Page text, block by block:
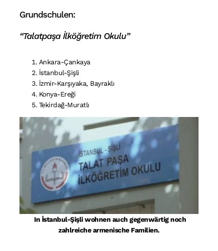
Grundschulen:
“Talatpaşa İlköğretim Okulu”
Ankara-Çankaya
İstanbul-Şişli
İzmir-Karşıyaka, Bayraklı
Konya-Ereği
Tekirdağ-Muratlı
In İstanbul-Şişli wohnen auch gegenwärtig noch
zahlreiche armenische Familien.